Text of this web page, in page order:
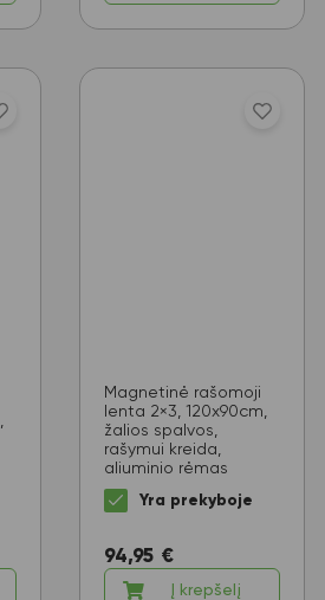
Magnetinė rašomoji
lenta 2×3, 120x90cm,
žalios spalvos,
rašymui kreida,
aliuminio rėmas
Yra prekyboje
94,95 €
Į krepšelį